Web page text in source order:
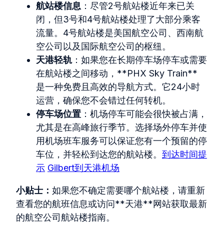
航站楼信息 ：尽管2号航站楼近年来已关
闭，但3号和4号航站楼处理了大部分乘客
流量。4号航站楼是美国航空公司、西南航
空公司以及国际航空公司的枢纽。
天港轻轨：如果您在长期停车场停车或需要
在航站楼之间移动，**PHX Sky Train**
是一种免费且高效的导航方式。它24小时
运营，确保您不会错过任何转机。
停车场位置 ：机场停车可能会很快被占满，
尤其是在高峰旅行季节。选择场外停车并使
用机场班车服务可以保证您有一个预留的停
车位，并轻松到达您的航站楼。 到达时间提
示 Gilbert到天港机场
小贴士： 如果您不确定需要哪个航站楼，请重新
查看您的航班信息或访问**天港**网站获取最新
的航空公司航站楼指南。